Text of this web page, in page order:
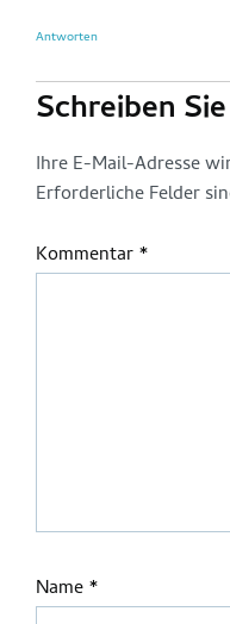
Antworten
Schreiben
Ihre E-Mail-Adresse
Erforderliche Felder
Kommentar*
Name*